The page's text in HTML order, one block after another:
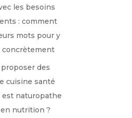
les besoins
: comment
mots pour y
concrètement
des
cuisine santé
est naturopathe
nutrition ?